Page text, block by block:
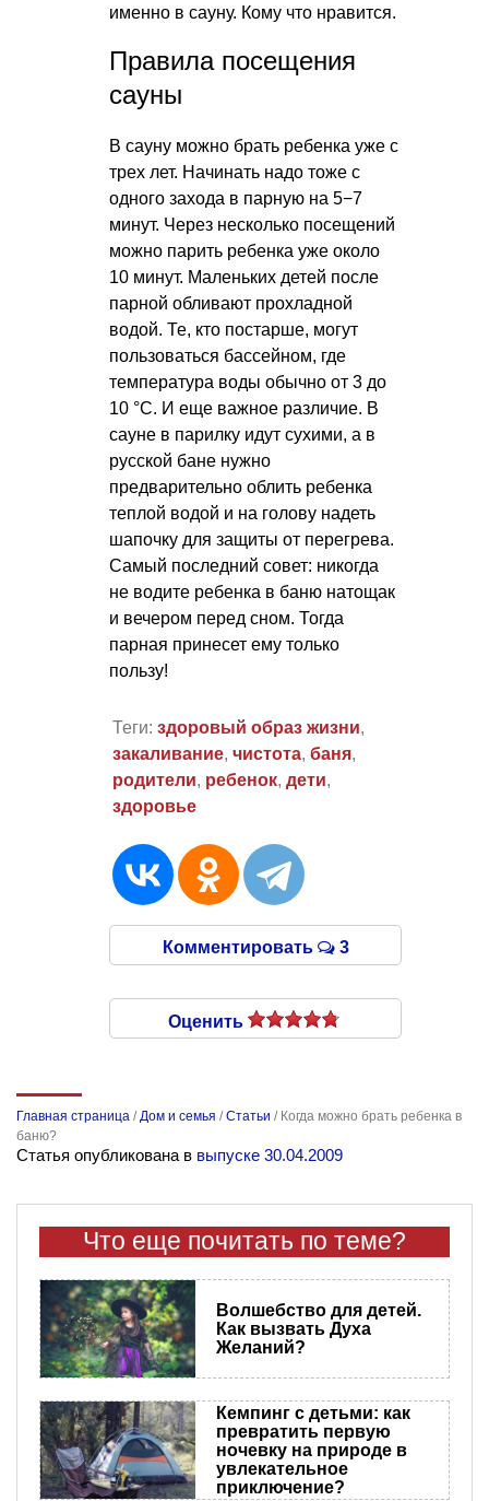
именно в сауну. Кому что нравится.
Правила посещения
сауны
В сауну можно брать ребенка уже с
трех лет. Начинать надо тоже с
одного захода в парную на 5−7
минут. Через несколько посещений
можно парить ребенка уже около
10 минут. Маленьких детей после
парной обливают прохладной
водой. Те, кто постарше, могут
пользоваться бассейном, где
температура воды обычно от 3 до
10 °C. И еще важное различие. В
сауне в парилку идут сухими, а в
русской бане нужно
предварительно облить ребенка
теплой водой и на голову надеть
шапочку для защиты от перегрева.
Самый последний совет: никогда
не водите ребенка в баню натощак
и вечером перед сном. Тогда
парная принесет ему только
пользу!
Теги: здоровый образ жизни,
закаливание, чистота, баня,
родители, ребенок, дети,
здоровье
Комментировать 3
Оценить
Главная страница /Дом и семья /Статьи / Когда можно брать ребенка в
баню?
Статья опубликована в выпуске 30.04.2009
Что еще почитать по теме?
Волшебство для детей.
Как вызвать Духа
Желаний?
Кемпинг с детьми: как
превратить первую
ночевку на природе в
увлекательное
приключение?